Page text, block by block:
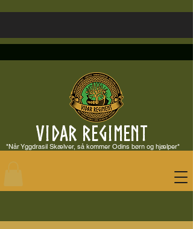
VIDAR REGIMENT
"Når Yggdrasil Skælver, så kommer Odins børn og hjælper"